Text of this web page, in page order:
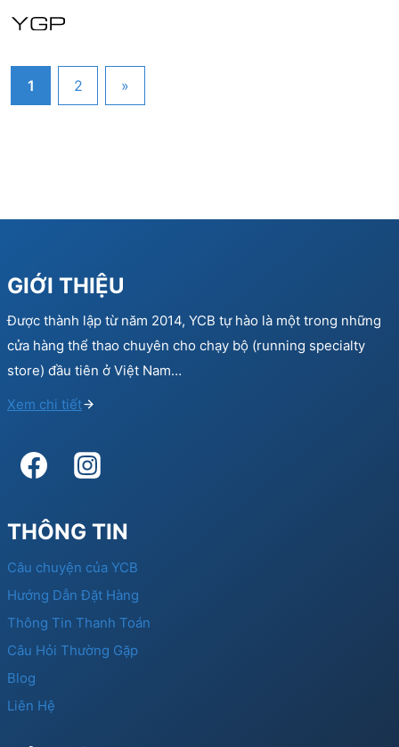
1 2 »
GIỚI THIỆU
Được thành lập từ năm 2014, YCB tự hào là một trong những
cửa hàng thể thao chuyên cho chạy bộ (running specialty
store) đầu tiên ở Việt Nam…
Xem chi tiết
THÔNG TIN
Câu chuyện của YCB
Hướng Dẫn Đặt Hàng
Thông Tin Thanh Toán
Câu Hỏi Thường Gặp
Blog
Liên Hệ